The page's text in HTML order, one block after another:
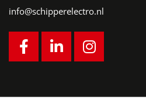
info@schipperelectro.nl